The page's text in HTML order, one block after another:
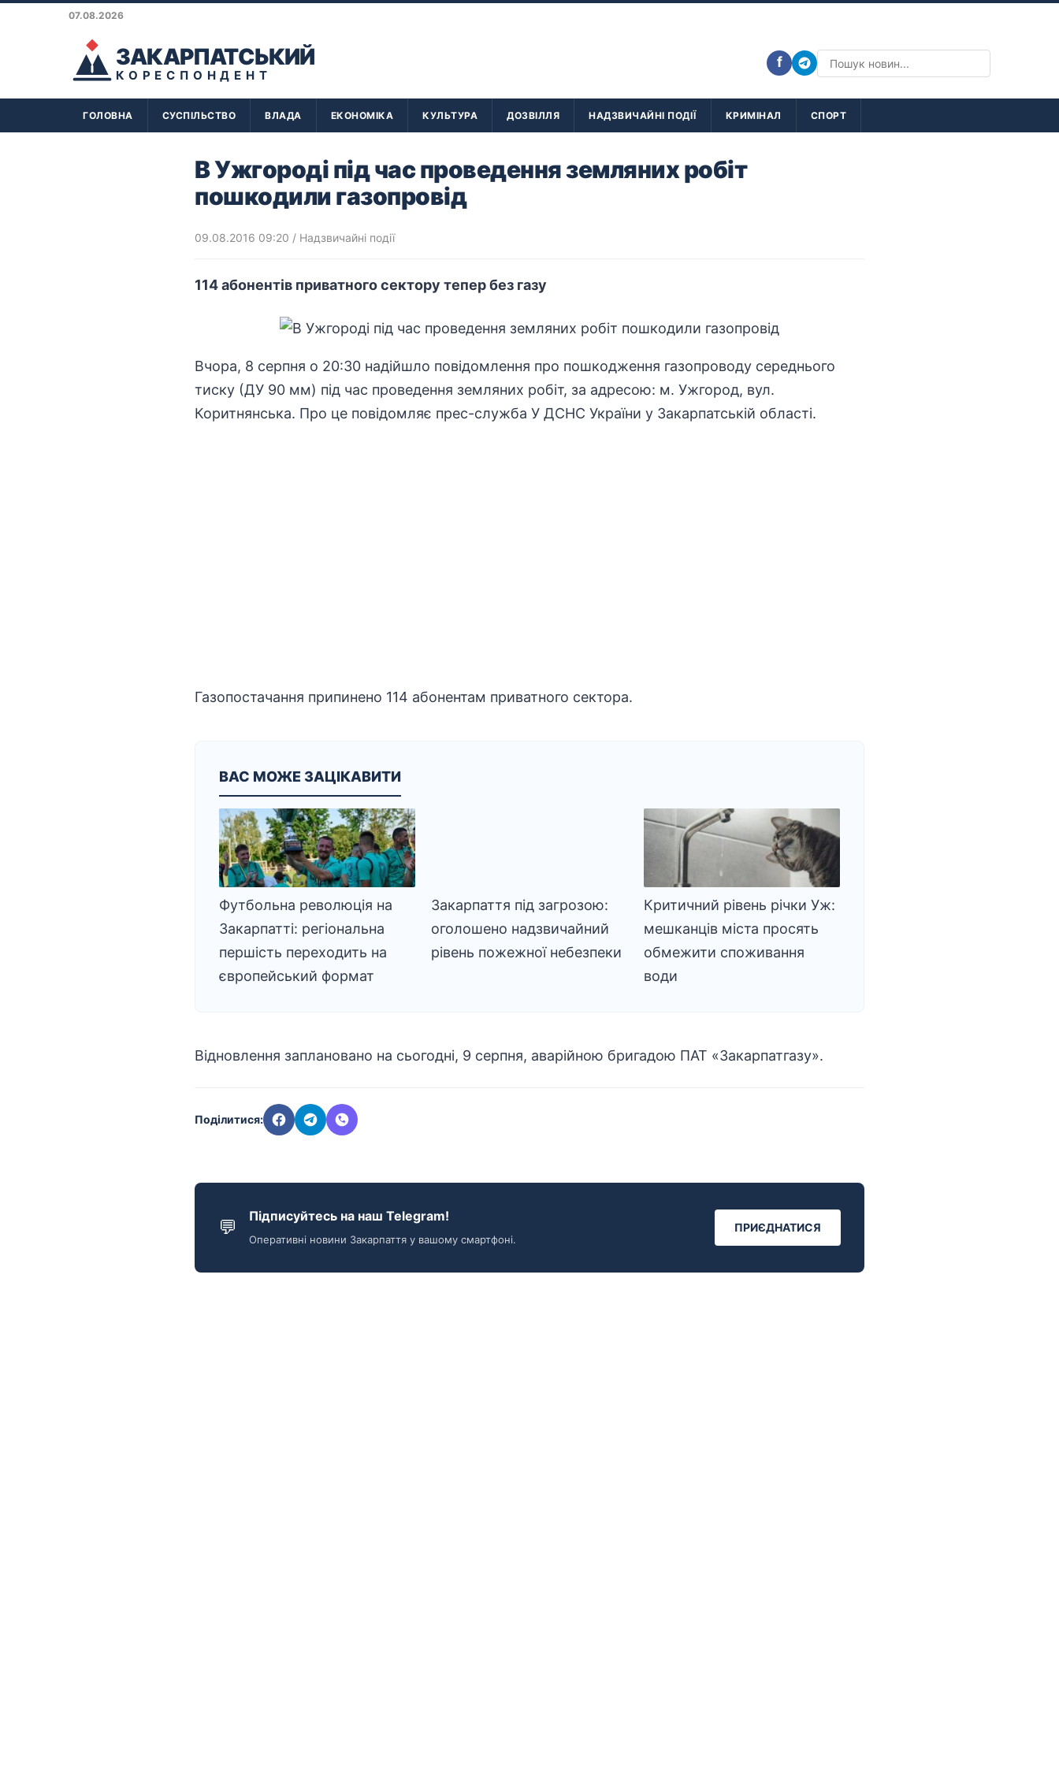
07.08.2026
ЗАКАРПАТСЬКИЙ
КОРЕСПОНДЕНТ
f
ГОЛОВНА СУСПІЛЬСТВО ВЛАДА ЕКОНОМІКА КУЛЬТУРА ДОЗВІЛЛЯ НАДЗВИЧАЙНІ ПОДІЇ КРИМІНАЛ СПОРТ
В Ужгороді під час проведення земляних робіт
пошкодили газопровід
09.08.2016 09:20 / Надзвичайні події
114 абонентів приватного сектору тепер без газу
Вчора, 8 серпня о 20:30 надійшло повідомлення про пошкодження газопроводу середнього
тиску (ДУ 90 мм) під час проведення земляних робіт, за адресою: м. Ужгород, вул.
Коритнянська. Про це повідомляє прес-служба У ДСНС України у Закарпатській області.
Газопостачання припинено 114 абонентам приватного сектора.
ВАС МОЖЕ ЗАЦІКАВИТИ
Футбольна революція на
Закарпатті: регіональна
першість переходить на
європейський формат
Закарпаття під загрозою:
оголошено надзвичайний
рівень пожежної небезпеки
Критичний рівень річки Уж:
мешканців міста просять
обмежити споживання
води
Відновлення заплановано на сьогодні, 9 серпня, аварійною бригадою ПАТ «Закарпатгазу».
Поділитися:
💬 Підписуйтесь на наш Telegram!
Оперативні новини Закарпаття у вашому смартфоні.
ПРИЄДНАТИСЯ